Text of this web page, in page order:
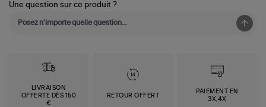
Une question sur ce produit ?
LIVRAISON
OFFERTE DÈS 150
€
RETOUR OFFERT
PAIEMENT EN
3X,4X